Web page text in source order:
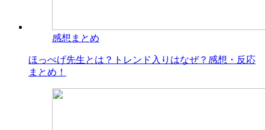
感想まとめ
ほっぺげ先生とは？トレンド入りはなぜ？感想・反応
まとめ！